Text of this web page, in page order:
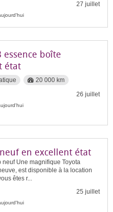
27 juillet
essence boîte
état
20 000 km
26 juillet
en excellent état
neuf Une magnifique Toyota
est disponible à la location
êtes r...
25 juillet